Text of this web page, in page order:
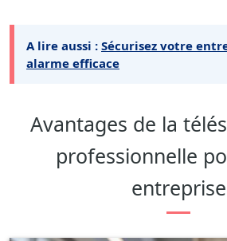
A lire aussi : Sécurisez votre
alarme efficace
Avantages de la
professionnelle
entreprise